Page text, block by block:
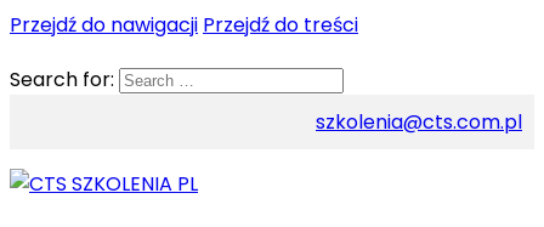
Przejdź do nawigacji Przejdź do treści
Search for:
szkolenia@cts.com.pl